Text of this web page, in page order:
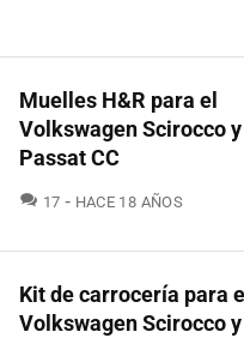
Muelles H&R para el
Volkswagen Scirocco y
Passat CC
17 COMENTARIOS
HACE 18 AÑOS
Kit de carrocería para el
Volkswagen Scirocco y